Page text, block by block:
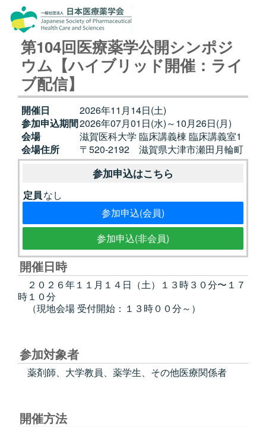
第104回医療薬学公開シンポジ
ウム【ハイブリッド開催：ライ
ブ配信】
開催日
2026年11月14日(土)
参加申込期間2026年07月01日(水)～10月26日(月)
会場
滋賀医科大学 臨床講義棟 臨床講義室1
会場住所
〒520-2192 滋賀県大津市瀬田月輪町
参加申込はこちら
定員なし
参加申込(会員)
参加申込(非会員)
開催日時
２０２６年１１月１４日（土）１３時３０分〜１７
時１０分
（現地会場 受付開始：１３時００分～）
参加対象者
薬剤師、大学教員、薬学生、その他医療関係者
開催方法